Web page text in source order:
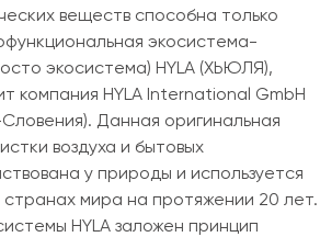
веществ способна только
экосистема-
экосистема) HYLA (ХЬЮЛЯ),
компания HYLA International GmbH
Данная оригинальная
воздуха и бытовых
у природы и используется
мира на протяжении 20 лет.
HYLA заложен принцип